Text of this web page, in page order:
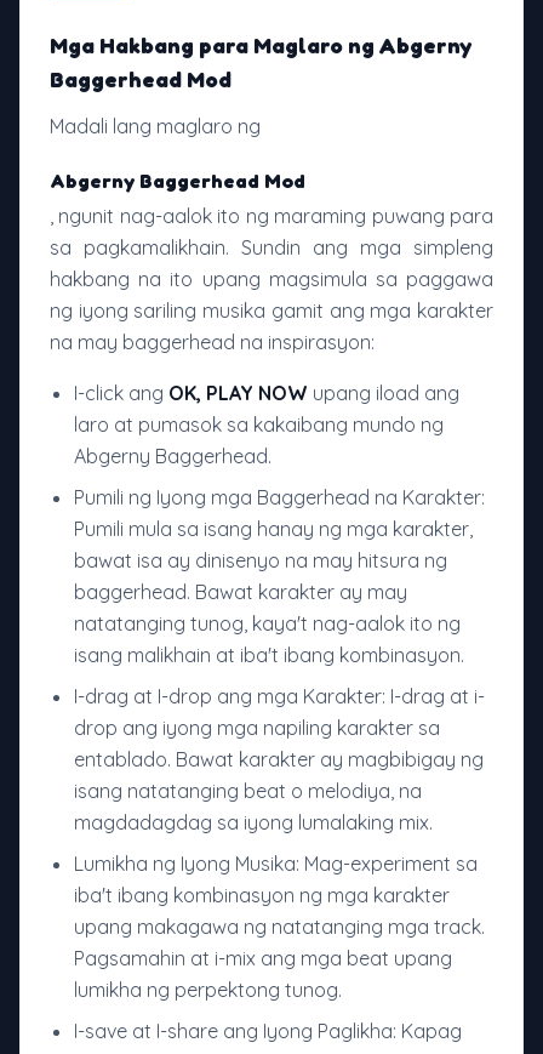
Mga Hakbang para Maglaro ng Abgerny
Baggerhead Mod
Madali lang maglaro ng
Abgerny Baggerhead Mod
, ngunit nag-aalok ito ng maraming puwang para
sa pagkamalikhain. Sundin ang mga simpleng
hakbang na ito upang magsimula sa paggawa
ng iyong sariling musika gamit ang mga karakter
na may baggerhead na inspirasyon:
I-click ang OK, PLAY NOW upang iload ang
laro at pumasok sa kakaibang mundo ng
Abgerny Baggerhead.
Pumili ng Iyong mga Baggerhead na Karakter:
Pumili mula sa isang hanay ng mga karakter,
bawat isa ay dinisenyo na may hitsura ng
baggerhead. Bawat karakter ay may
natatanging tunog, kaya't nag-aalok ito ng
isang malikhain at iba't ibang kombinasyon.
I-drag at I-drop ang mga Karakter: I-drag at i-
drop ang iyong mga napiling karakter sa
entablado. Bawat karakter ay magbibigay ng
isang natatanging beat o melodiya, na
magdadagdag sa iyong lumalaking mix.
Lumikha ng Iyong Musika: Mag-experiment sa
iba't ibang kombinasyon ng mga karakter
upang makagawa ng natatanging mga track.
Pagsamahin at i-mix ang mga beat upang
lumikha ng perpektong tunog.
I-save at I-share ang Iyong Paglikha: Kapag